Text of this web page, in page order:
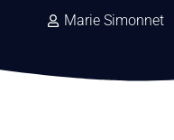
Marie Simonnet